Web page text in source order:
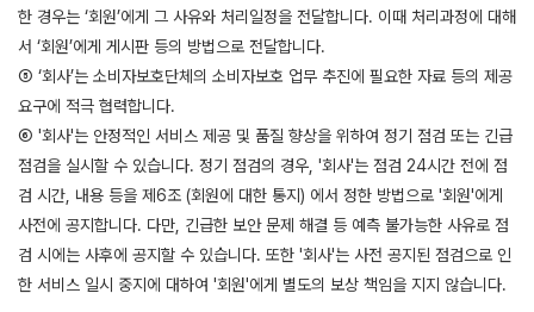
한 경우는 ‘회원’에게 그 사유와 처리일정을 전달합니다. 이때 처리과정에 대해
서 ‘회원’에게 게시판 등의 방법으로 전달합니다.
⑤ ‘회사’는 소비자보호단체의 소비자보호 업무 추진에 필요한 자료 등의 제공
요구에 적극 협력합니다.
⑥ '회사'는 안정적인 서비스 제공 및 품질 향상을 위하여 정기 점검 또는 긴급
점검을 실시할 수 있습니다. 정기 점검의 경우, '회사'는 점검 24시간 전에 점
검 시간, 내용 등을 제6조 (회원에 대한 통지) 에서 정한 방법으로 '회원'에게
사전에 공지합니다. 다만, 긴급한 보안 문제 해결 등 예측 불가능한 사유로 점
검 시에는 사후에 공지할 수 있습니다. 또한 '회사'는 사전 공지된 점검으로 인
한 서비스 일시 중지에 대하여 '회원'에게 별도의 보상 책임을 지지 않습니다.